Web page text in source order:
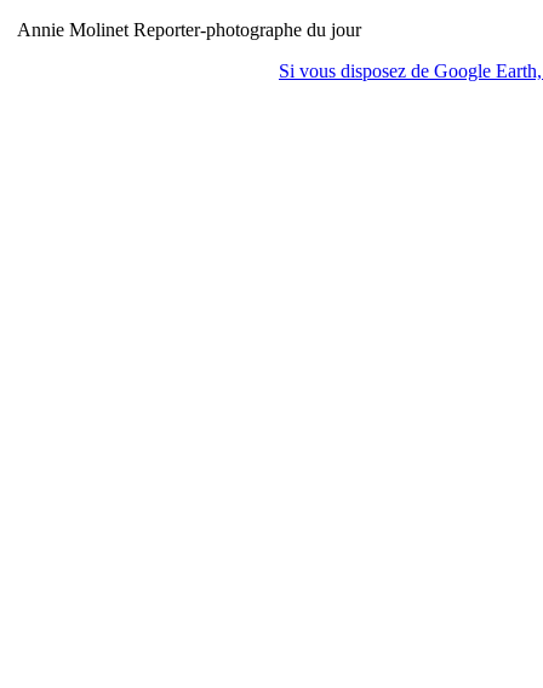
Annie Molinet Reporter-photographe du jour
Si vous disposez de Google